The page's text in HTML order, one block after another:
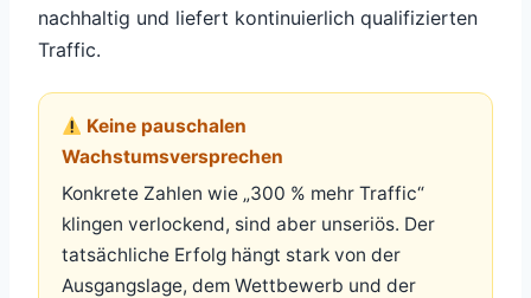
nachhaltig und liefert kontinuierlich qualifizierten
Traffic.
Keine pauschalen
Wachstumsversprechen
Konkrete Zahlen wie „300 % mehr Traffic“
klingen verlockend, sind aber unseriös. Der
tatsächliche Erfolg hängt stark von der
Ausgangslage, dem Wettbewerb und der